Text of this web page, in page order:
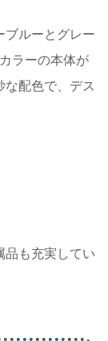
ブルーとグレー
ラーの本体が
配色で、デス
品も充実してい